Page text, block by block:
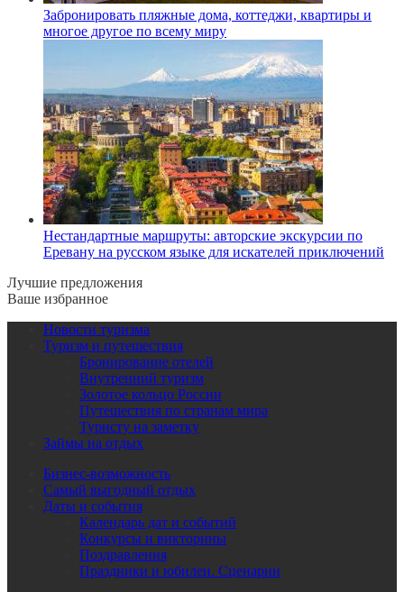
Забронировать пляжные дома, коттеджи, квартиры и
многое другое по всему миру
Нестандартные маршруты: авторские экскурсии по
Еревану на русском языке для искателей приключений
Лучшие предложения
Ваше избранное
Новости туризма
Туризм и путешествия
Бронирование отелей
Внутренний туризм
Золотое кольцо России
Путешествия по странам мира
Туристу на заметку
Займы на отдых
Бизнес-возможность
Самый выгодный отдых
Даты и события
Календарь дат и событий
Конкурсы и викторины
Поздравления
Праздники и юбилеи. Сценарии